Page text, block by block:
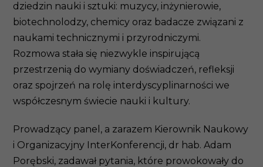
dziedzin nauki i sztuki: muzycy, inżynierowie,
biotechnolodzy, chemicy oraz badacze związani z
naukami technicznymi i przyrodniczymi.
Rozmowa stała się niezwykle inspirującą
przestrzenią do wymiany doświadczeń, refleksji
oraz spojrzeń na rolę interdyscyplinarności we
współczesnym świecie nauki i kultury.
Prowadzący panel, a zarazem Kierownik Naukowy
i Organizacyjny InterKonferencji, dr hab. Adam
Porębski, zadawał pytania, które prowokowały do